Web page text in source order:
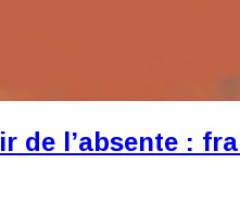
de l’absente :